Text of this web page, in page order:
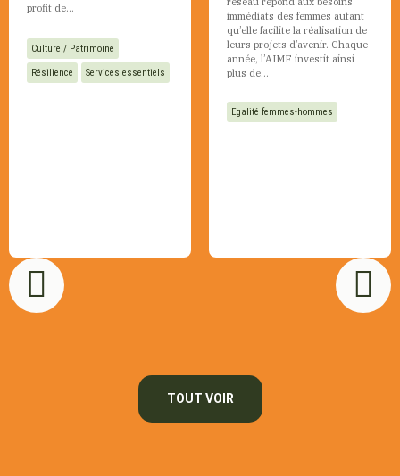
profit de...
Culture / Patrimoine
Résilience Services essentiels
immédiats des femmes autant
qu’elle facilite la réalisation de
leurs projets d’avenir. Chaque
année, l’AIMF investit ainsi
plus de...
Egalité femmes-hommes
TOUT VOIR